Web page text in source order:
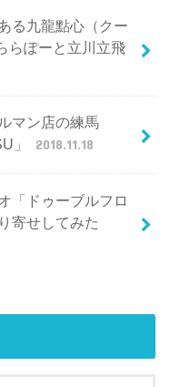
る九龍點心（クー
らぽーと立川立飛
マン店の練馬
」
2018.11.18
「ドゥーブルフロ
寄せしてみた